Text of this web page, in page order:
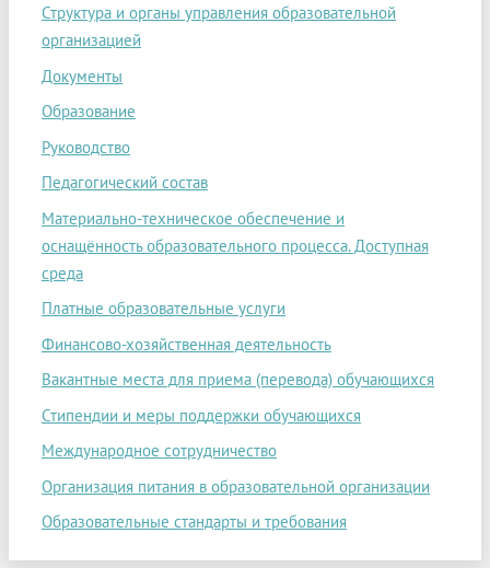
Структура и органы управления образовательной
организацией
Документы
Образование
Руководство
Педагогический состав
Материально-техническое обеспечение и
оснащённость образовательного процесса. Доступная
среда
Платные образовательные услуги
Финансово-хозяйственная деятельность
Вакантные места для приема (перевода) обучающихся
Стипендии и меры поддержки обучающихся
Международное сотрудничество
Организация питания в образовательной организации
Образовательные стандарты и требования